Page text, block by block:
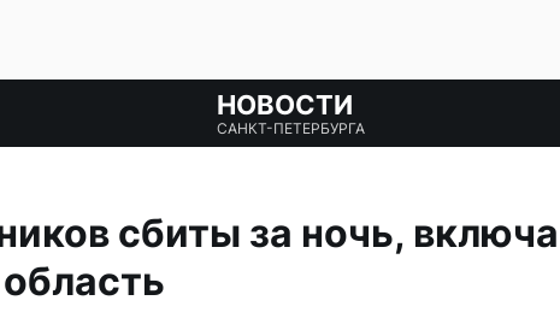
НОВОСТИ
САНКТ-ПЕТЕРБУРГА
сбиты за ночь,